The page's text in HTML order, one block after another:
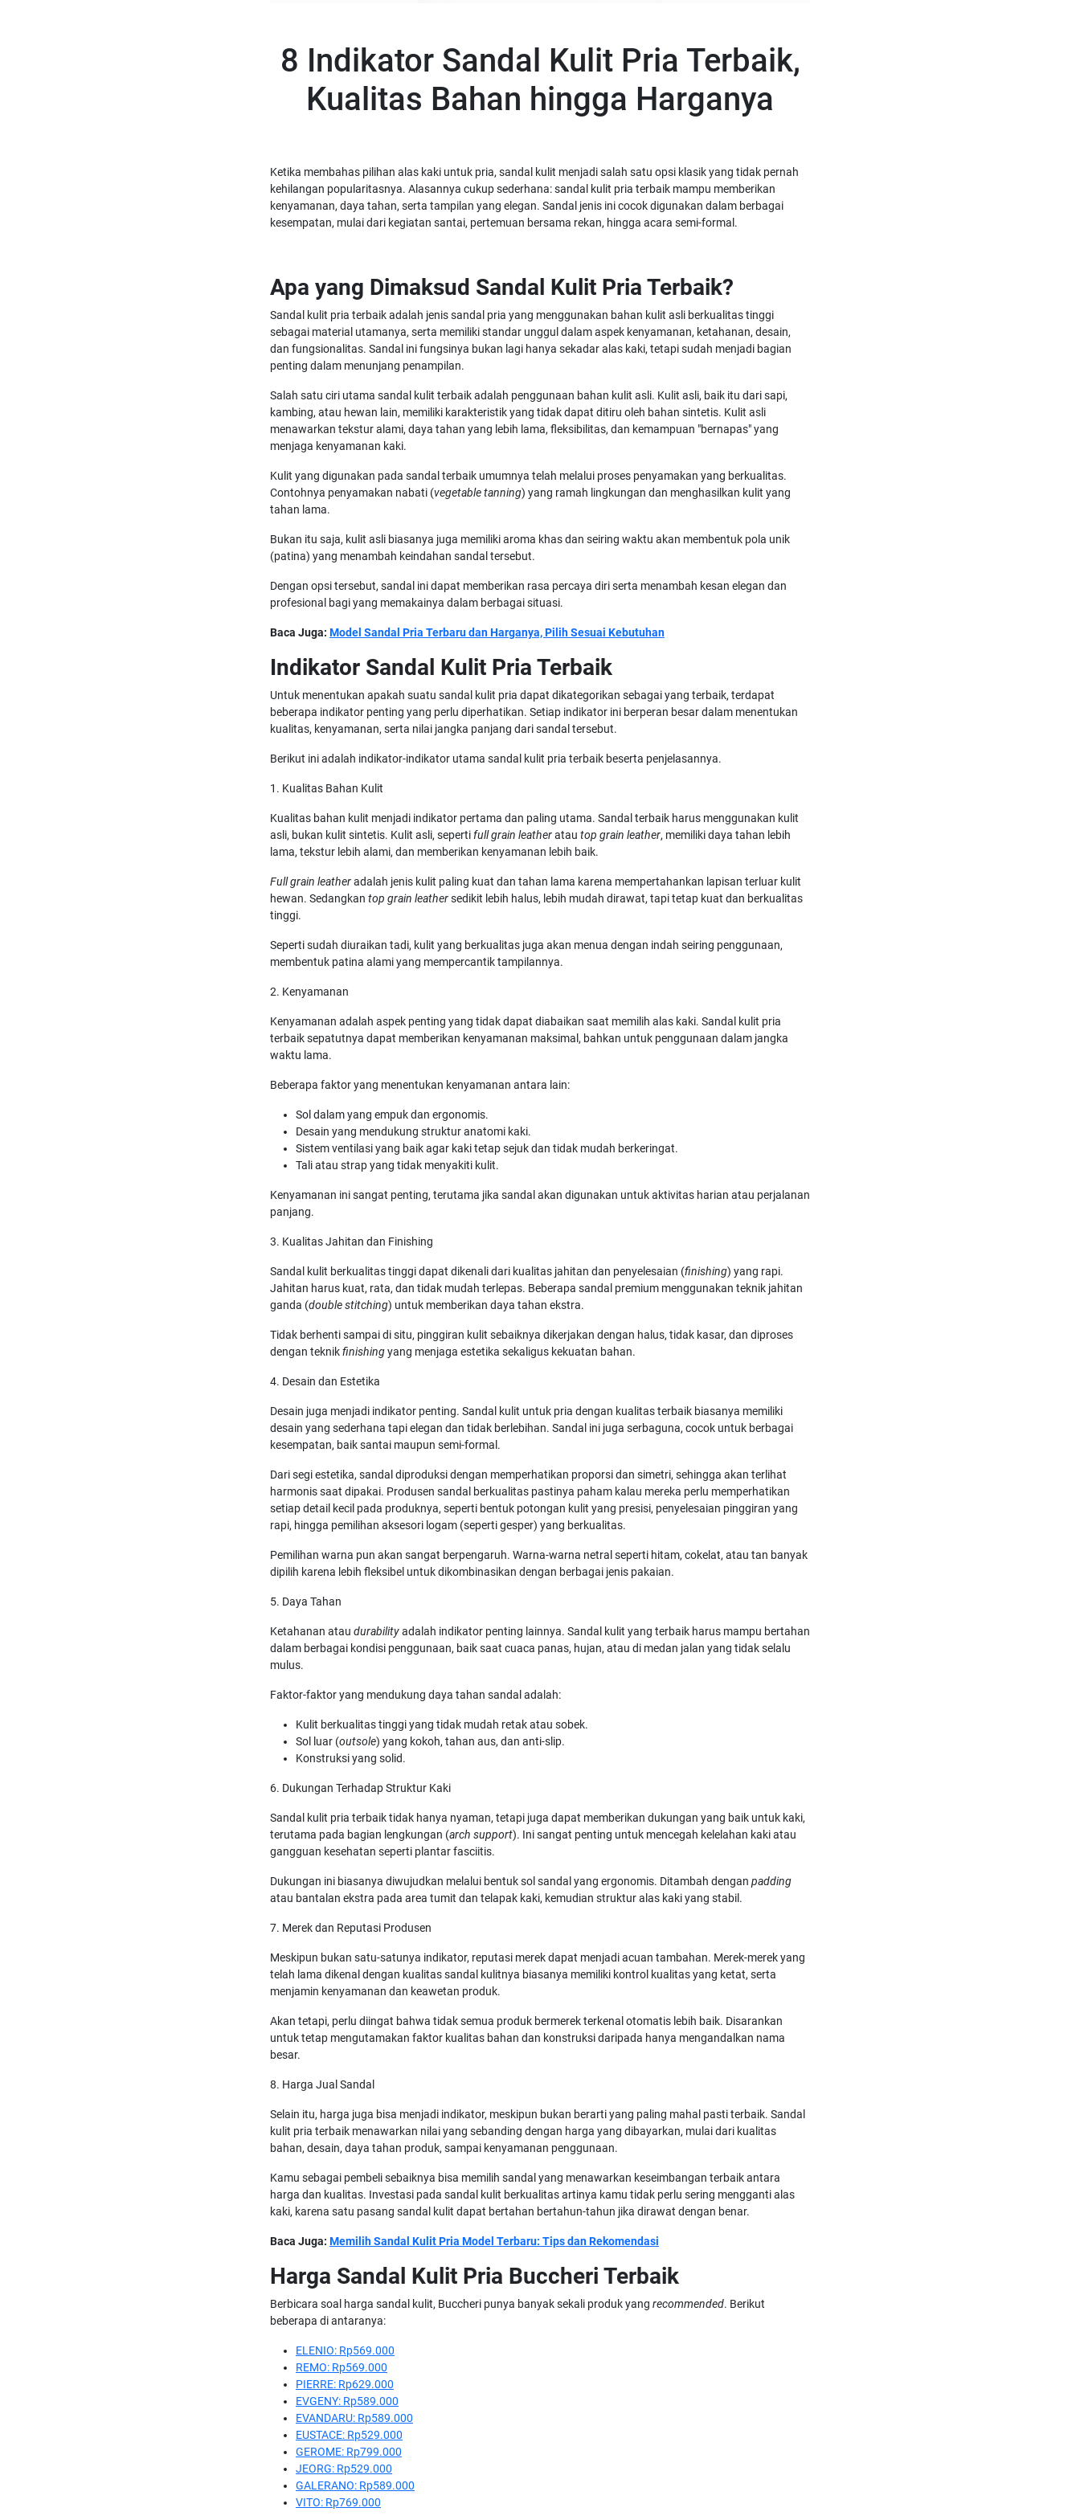
8 Indikator Sandal Kulit Pria Terbaik,
Kualitas Bahan hingga Harganya
Ketika membahas pilihan alas kaki untuk pria, sandal kulit menjadi salah satu opsi klasik yang tidak pernah
kehilangan popularitasnya. Alasannya cukup sederhana: sandal kulit pria terbaik mampu memberikan
kenyamanan, daya tahan, serta tampilan yang elegan. Sandal jenis ini cocok digunakan dalam berbagai
kesempatan, mulai dari kegiatan santai, pertemuan bersama rekan, hingga acara semi-formal.
Apa yang Dimaksud Sandal Kulit Pria Terbaik?
Sandal kulit pria terbaik adalah jenis sandal pria yang menggunakan bahan kulit asli berkualitas tinggi
sebagai material utamanya, serta memiliki standar unggul dalam aspek kenyamanan, ketahanan, desain,
dan fungsionalitas. Sandal ini fungsinya bukan lagi hanya sekadar alas kaki, tetapi sudah menjadi bagian
penting dalam menunjang penampilan.
Salah satu ciri utama sandal kulit terbaik adalah penggunaan bahan kulit asli. Kulit asli, baik itu dari sapi,
kambing, atau hewan lain, memiliki karakteristik yang tidak dapat ditiru oleh bahan sintetis. Kulit asli
menawarkan tekstur alami, daya tahan yang lebih lama, fleksibilitas, dan kemampuan "bernapas" yang
menjaga kenyamanan kaki.
Kulit yang digunakan pada sandal terbaik umumnya telah melalui proses penyamakan yang berkualitas.
Contohnya penyamakan nabati (vegetable tanning) yang ramah lingkungan dan menghasilkan kulit yang
tahan lama.
Bukan itu saja, kulit asli biasanya juga memiliki aroma khas dan seiring waktu akan membentuk pola unik
(patina) yang menambah keindahan sandal tersebut.
Dengan opsi tersebut, sandal ini dapat memberikan rasa percaya diri serta menambah kesan elegan dan
profesional bagi yang memakainya dalam berbagai situasi.
Baca Juga: Model Sandal Pria Terbaru dan Harganya, Pilih Sesuai Kebutuhan
Indikator Sandal Kulit Pria Terbaik
Untuk menentukan apakah suatu sandal kulit pria dapat dikategorikan sebagai yang terbaik, terdapat
beberapa indikator penting yang perlu diperhatikan. Setiap indikator ini berperan besar dalam menentukan
kualitas, kenyamanan, serta nilai jangka panjang dari sandal tersebut.
Berikut ini adalah indikator-indikator utama sandal kulit pria terbaik beserta penjelasannya.
1. Kualitas Bahan Kulit
Kualitas bahan kulit menjadi indikator pertama dan paling utama. Sandal terbaik harus menggunakan kulit
asli, bukan kulit sintetis. Kulit asli, sepertifull grain leatheratau top grain leather, memiliki daya tahan lebih
lama, tekstur lebih alami, dan memberikan kenyamanan lebih baik.
Full grain leatheradalah jenis kulit paling kuat dan tahan lama karena mempertahankan lapisan terluar kulit
hewan. Sedangkan top grain leathersedikit lebih halus, lebih mudah dirawat, tapi tetap kuat dan berkualitas
tinggi.
Seperti sudah diuraikan tadi, kulit yang berkualitas juga akan menua dengan indah seiring penggunaan,
membentuk patina alami yang mempercantik tampilannya.
2. Kenyamanan
Kenyamanan adalah aspek penting yang tidak dapat diabaikan saat memilih alas kaki. Sandal kulit pria
terbaik sepatutnya dapat memberikan kenyamanan maksimal, bahkan untuk penggunaan dalam jangka
waktu lama.
Beberapa faktor yang menentukan kenyamanan antara lain:
Sol dalam yang empuk dan ergonomis.
Desain yang mendukung struktur anatomi kaki.
Sistem ventilasi yang baik agar kaki tetap sejuk dan tidak mudah berkeringat.
Tali atau strap yang tidak menyakiti kulit.
Kenyamanan ini sangat penting, terutama jika sandal akan digunakan untuk aktivitas harian atau perjalanan
panjang.
3. Kualitas Jahitan dan Finishing
Sandal kulit berkualitas tinggi dapat dikenali dari kualitas jahitan dan penyelesaian (finishing) yang rapi.
Jahitan harus kuat, rata, dan tidak mudah terlepas. Beberapa sandal premium menggunakan teknik jahitan
ganda (double stitching) untuk memberikan daya tahan ekstra.
Tidak berhenti sampai di situ, pinggiran kulit sebaiknya dikerjakan dengan halus, tidak kasar, dan diproses
dengan teknikfinishingyang menjaga estetika sekaligus kekuatan bahan.
4. Desain dan Estetika
Desain juga menjadi indikator penting. Sandal kulit untuk pria dengan kualitas terbaik biasanya memiliki
desain yang sederhana tapi elegan dan tidak berlebihan. Sandal ini juga serbaguna, cocok untuk berbagai
kesempatan, baik santai maupun semi-formal.
Dari segi estetika, sandal diproduksi dengan memperhatikan proporsi dan simetri, sehingga akan terlihat
harmonis saat dipakai. Produsen sandal berkualitas pastinya paham kalau mereka perlu memperhatikan
setiap detail kecil pada produknya, seperti bentuk potongan kulit yang presisi, penyelesaian pinggiran yang
rapi, hingga pemilihan aksesori logam (seperti gesper) yang berkualitas.
Pemilihan warna pun akan sangat berpengaruh. Warna-warna netral seperti hitam, cokelat, atau tan banyak
dipilih karena lebih fleksibel untuk dikombinasikan dengan berbagai jenis pakaian.
5. Daya Tahan
Ketahanan atau durabilityadalah indikator penting lainnya. Sandal kulit yang terbaik harus mampu bertahan
dalam berbagai kondisi penggunaan, baik saat cuaca panas, hujan, atau di medan jalan yang tidak selalu
mulus.
Faktor-faktor yang mendukung daya tahan sandal adalah:
Kulit berkualitas tinggi yang tidak mudah retak atau sobek.
Sol luar (outsole) yang kokoh, tahan aus, dan anti-slip.
Konstruksi yang solid.
6. Dukungan Terhadap Struktur Kaki
Sandal kulit pria terbaik tidak hanya nyaman, tetapi juga dapat memberikan dukungan yang baik untuk kaki,
terutama pada bagian lengkungan (arch support). Ini sangat penting untuk mencegah kelelahan kaki atau
gangguan kesehatan seperti plantar fasciitis.
Dukungan ini biasanya diwujudkan melalui bentuk sol sandal yang ergonomis. Ditambah dengan padding
atau bantalan ekstra pada area tumit dan telapak kaki, kemudian struktur alas kaki yang stabil.
7. Merek dan Reputasi Produsen
Meskipun bukan satu-satunya indikator, reputasi merek dapat menjadi acuan tambahan. Merek-merek yang
telah lama dikenal dengan kualitas sandal kulitnya biasanya memiliki kontrol kualitas yang ketat, serta
menjamin kenyamanan dan keawetan produk.
Akan tetapi, perlu diingat bahwa tidak semua produk bermerek terkenal otomatis lebih baik. Disarankan
untuk tetap mengutamakan faktor kualitas bahan dan konstruksi daripada hanya mengandalkan nama
besar.
8. Harga Jual Sandal
Selain itu, harga juga bisa menjadi indikator, meskipun bukan berarti yang paling mahal pasti terbaik. Sandal
kulit pria terbaik menawarkan nilai yang sebanding dengan harga yang dibayarkan, mulai dari kualitas
bahan, desain, daya tahan produk, sampai kenyamanan penggunaan.
Kamu sebagai pembeli sebaiknya bisa memilih sandal yang menawarkan keseimbangan terbaik antara
harga dan kualitas. Investasi pada sandal kulit berkualitas artinya kamu tidak perlu sering mengganti alas
kaki, karena satu pasang sandal kulit dapat bertahan bertahun-tahun jika dirawat dengan benar.
Baca Juga: Memilih Sandal Kulit Pria Model Terbaru: Tips dan Rekomendasi
Harga Sandal Kulit Pria Buccheri Terbaik
Berbicara soal harga sandal kulit, Buccheri punya banyak sekali produk yang recommended. Berikut
beberapa di antaranya:
ELENIO: Rp569.000
REMO: Rp569.000
PIERRE: Rp629.000
EVGENY: Rp589.000
EVANDARU: Rp589.000
EUSTACE: Rp529.000
GEROME: Rp799.000
JEORG: Rp529.000
GALERANO: Rp589.000
VITO: Rp769.000